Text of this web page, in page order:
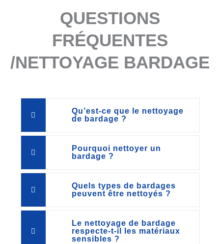
QUESTIONS
FRÉQUENTES
/NETTOYAGE BARDAGE
Qu’est-ce que le nettoyage
de bardage ?
Pourquoi nettoyer un
bardage ?
Quels types de bardages
peuvent être nettoyés ?
Le nettoyage de bardage
respecte-t-il les matériaux
sensibles ?